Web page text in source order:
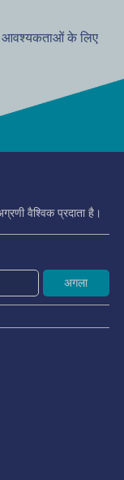
आवश्यकताओं के लिए
वैश्विक प्रदाता है।
अगला